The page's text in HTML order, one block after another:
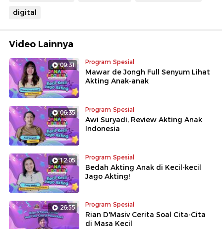
digital
Video Lainnya
09:31 Program Spesial
Mawar de Jongh Full Senyum Lihat
Akting Anak-anak
06:35 Program Spesial
Awi Suryadi, Review Akting Anak
Indonesia
12:05 Program Spesial
Bedah Akting Anak di Kecil-kecil
Jago Akting!
26:55 Program Spesial
Rian D'Masiv Cerita Soal Cita-Cita
di Masa Kecil